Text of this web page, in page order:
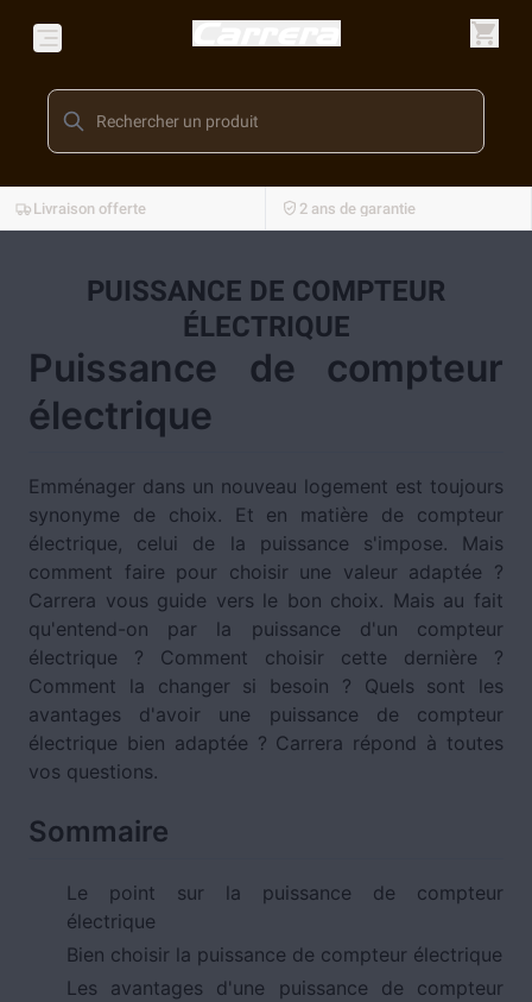
Livraison offerte 2 ans de garantie
PUISSANCE DE COMPTEUR
ÉLECTRIQUE
Puissance de compteur
électrique
Emménager dans un nouveau logement est toujours
synonyme de choix. Et en matière de compteur
électrique, celui de la puissance s'impose. Mais
comment faire pour choisir une valeur adaptée ?
Carrera vous guide vers le bon choix. Mais au fait
qu'entend-on par la puissance d'un compteur
électrique ? Comment choisir cette dernière ?
Comment la changer si besoin ? Quels sont les
avantages d'avoir une puissance de compteur
électrique bien adaptée ? Carrera répond à toutes
vos questions.
Sommaire
Le point sur la puissance de compteur
électrique
Bien choisir la puissance de compteur électrique
Les avantages d'une puissance de compteur